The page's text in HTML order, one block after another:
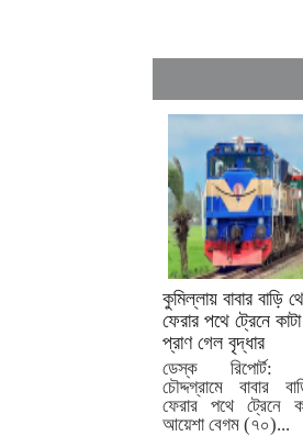
কুমিল্লায় বাবার বাড়ি
ফেরার পথে ট্রেনে
প্রাণ গেল বৃদ্ধার
ডেস্ক রিপোর্ট:
চৌদ্দগ্রামে বাবার
ফেরার পথে ট্রেনে
আয়েশা বেগম (৭০)...